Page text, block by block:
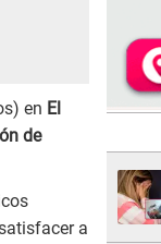
en El
de
a